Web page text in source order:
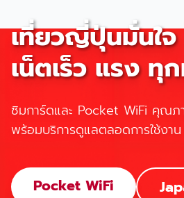
เที่ยวญี่ปุ่นมั่นใจ
เน็ตเร็ว แรง ทุ
ซิมการ์ดและ Pocket WiFi คุณ
พร้อมบริการดูแลตลอดการใช้งาน
Pocket WiFi